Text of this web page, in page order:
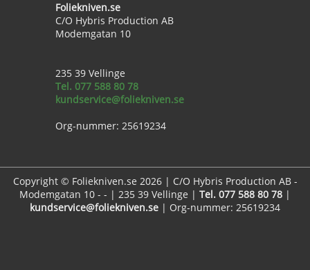
Foliekniven.se
C/O Hybris Production AB
Modemgatan 10
235 39 Vellinge
Tel. 077 588 80 78
kundservice@foliekniven.se
Org-nummer: 25619234
Copyright © Foliekniven.se 2026 | C/O Hybris Production AB -
Modemgatan 10 - - | 235 39 Vellinge | Tel. 077 588 80 78 |
kundservice@foliekniven.se | Org-nummer: 25619234